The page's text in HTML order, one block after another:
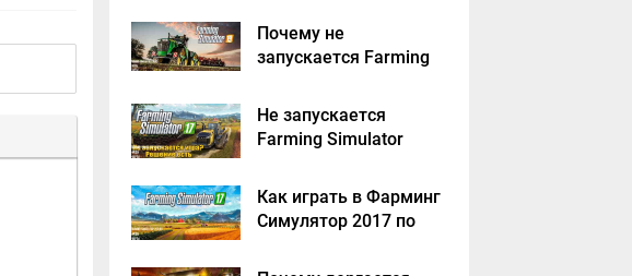
Почему не
запускается Farming
решение
Не запускается
Farming Simulator
Как играть в Фарминг
Симулятор 2017 по